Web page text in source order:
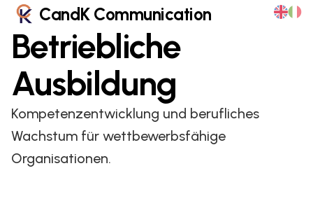
CandK Communication
Betriebliche
Ausbildung
Kompetenzentwicklung und berufliches
Wachstum für wettbewerbsfähige
Organisationen.